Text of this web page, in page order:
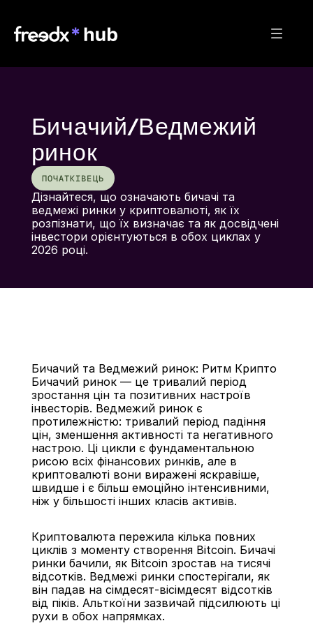
Бичачий/Ведмежий
ринок
ПОЧАТКІВЕЦЬ
Дізнайтеся, що означають бичачі та
ведмежі ринки у криптовалюті, як їх
розпізнати, що їх визначає та як досвідчені
інвестори орієнтуються в обох циклах у
2026 році.
Назад
Бичачий та Ведмежий ринок: Ритм Крипто
Бичачий ринок — це тривалий період
зростання цін та позитивних настроїв
інвесторів. Ведмежий ринок є
протилежністю: тривалий період падіння
цін, зменшення активності та негативного
настрою. Ці цикли є фундаментальною
рисою всіх фінансових ринків, але в
криптовалюті вони виражені яскравіше,
швидше і є більш емоційно інтенсивними,
ніж у більшості інших класів активів.
Криптовалюта пережила кілька повних
циклів з моменту створення Bitcoin. Бичачі
ринки бачили, як Bitcoin зростав на тисячі
відсотків. Ведмежі ринки спостерігали, як
він падав на сімдесят-вісімдесят відсотків
від піків. Альткоїни зазвичай підсилюють ці
рухи в обох напрямках.